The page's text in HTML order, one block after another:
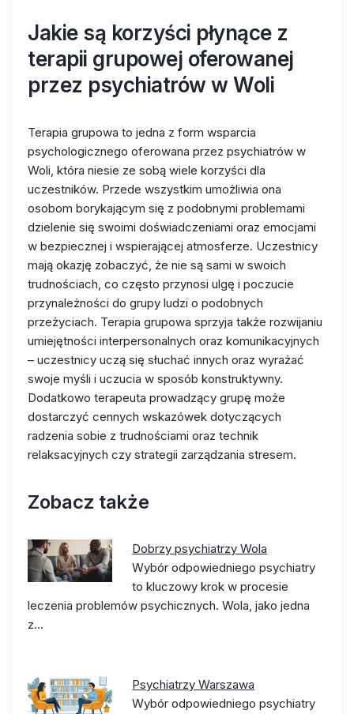
Jakie są korzyści płynące z
terapii grupowej oferowanej
przez psychiatrów w Woli
Terapia grupowa to jedna z form wsparcia
psychologicznego oferowana przez psychiatrów w
Woli, która niesie ze sobą wiele korzyści dla
uczestników. Przede wszystkim umożliwia ona
osobom borykającym się z podobnymi problemami
dzielenie się swoimi doświadczeniami oraz emocjami
w bezpiecznej i wspierającej atmosferze. Uczestnicy
mają okazję zobaczyć, że nie są sami w swoich
trudnościach, co często przynosi ulgę i poczucie
przynależności do grupy ludzi o podobnych
przeżyciach. Terapia grupowa sprzyja także rozwijaniu
umiejętności interpersonalnych oraz komunikacyjnych
– uczestnicy uczą się słuchać innych oraz wyrażać
swoje myśli i uczucia w sposób konstruktywny.
Dodatkowo terapeuta prowadzący grupę może
dostarczyć cennych wskazówek dotyczących
radzenia sobie z trudnościami oraz technik
relaksacyjnych czy strategii zarządzania stresem.
Zobacz także
Dobrzy psychiatrzy Wola
Wybór odpowiedniego psychiatry
to kluczowy krok w procesie
leczenia problemów psychicznych. Wola, jako jedna
z…
Psychiatrzy Warszawa
Wybór odpowiedniego psychiatry